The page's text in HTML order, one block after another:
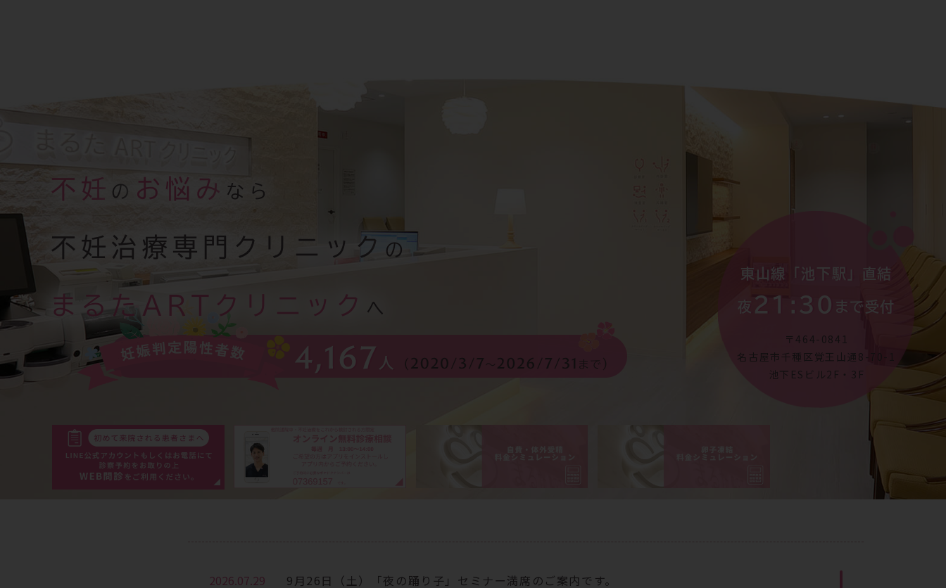
不妊 の お悩み なら
不妊治療専門クリニック の
まるたARTクリニック へ
東山線「池下駅」直結
夜 21:30 まで受付
〒464-0841
名古屋市千種区覚王山通8-70-1
池下ESビル2F・3F
2026.07.29
9月26日（土）「夜の踊り子」セミナー満席のご案内です。